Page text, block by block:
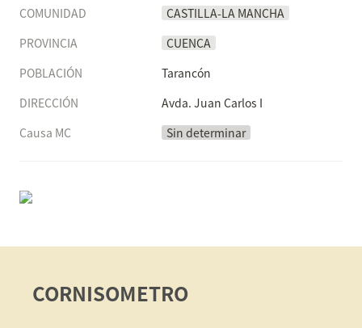
COMUNIDAD
CASTILLA-LA MANCHA
PROVINCIA
CUENCA
POBLACIÓN
Tarancón
DIRECCIÓN
Avda. Juan Carlos I
Causa MC
Sin determinar
CORNISOMETRO